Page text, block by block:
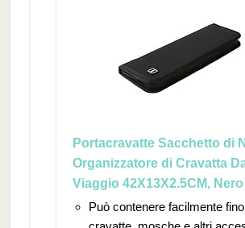
Portacravatte Sacchetto di
Organizzatore di Cravatta
Viaggio 42X13X2.5CM, Nero
Può contenere facilmente